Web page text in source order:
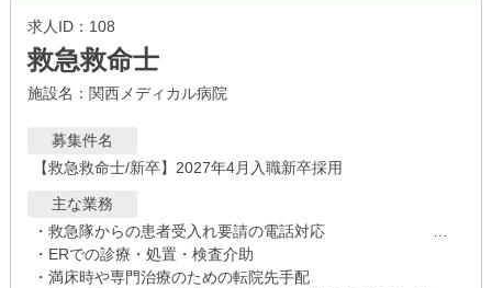
求人ID：108
救急救命士
施設名：関西メディカル病院
募集件名
【救急救命士/新卒】2027年4月入職新卒採用
主な業務
・ERでの診療・処置・検査介助
・満床時や専門治療のための転院先手配